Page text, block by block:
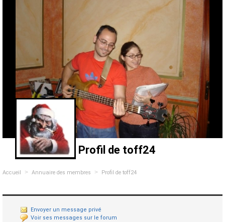
Profil de toff24
Accueil > Annuaire des membres > Profil de toff24
Envoyer un message privé
Voir ses messages sur le forum